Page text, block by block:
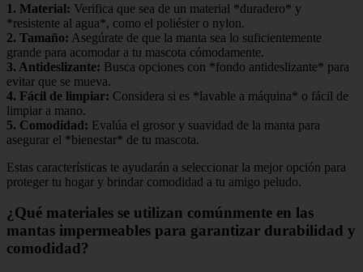
1. Material: Verifica que sea de un material *duradero* y
*resistente al agua*, como el poliéster o nylon.
2. Tamaño: Asegúrate de que la manta sea lo suficientemente
grande para acomodar a tu mascota cómodamente.
3. Antideslizante: Busca opciones con *fondo antideslizante* para
evitar que se mueva.
4. Fácil de limpiar: Considera si es *lavable a máquina* o fácil de
limpiar a mano.
5. Comodidad: Evalúa el grosor y suavidad de la manta para
asegurar el *bienestar* de tu mascota.
Estas características te ayudarán a seleccionar la mejor opción para
proteger tu hogar y brindar comodidad a tu amigo peludo.
¿Qué materiales se utilizan comúnmente en las
mantas impermeables para garantizar durabilidad y
comodidad?